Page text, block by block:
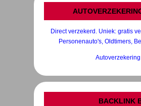
Direct verzekerd. Uniek: gratis
Personenauto's, Oldtimers,
BACKLINK